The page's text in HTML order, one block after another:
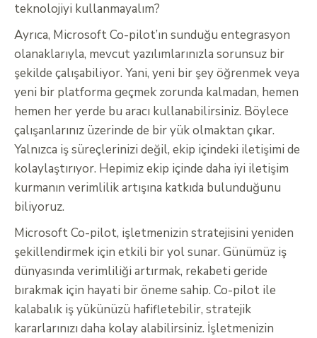
teknolojiyi kullanmayalım?
Ayrıca, Microsoft Co-pilot’ın sunduğu entegrasyon
olanaklarıyla, mevcut yazılımlarınızla sorunsuz bir
şekilde çalışabiliyor. Yani, yeni bir şey öğrenmek veya
yeni bir platforma geçmek zorunda kalmadan, hemen
hemen her yerde bu aracı kullanabilirsiniz. Böylece
çalışanlarınız üzerinde de bir yük olmaktan çıkar.
Yalnızca iş süreçlerinizi değil, ekip içindeki iletişimi de
kolaylaştırıyor. Hepimiz ekip içinde daha iyi iletişim
kurmanın verimlilik artışına katkıda bulunduğunu
biliyoruz.
Microsoft Co-pilot, işletmenizin stratejisini yeniden
şekillendirmek için etkili bir yol sunar. Günümüz iş
dünyasında verimliliği artırmak, rekabeti geride
bırakmak için hayati bir öneme sahip. Co-pilot ile
kalabalık iş yükünüzü hafifletebilir, stratejik
kararlarınızı daha kolay alabilirsiniz. İşletmenizin